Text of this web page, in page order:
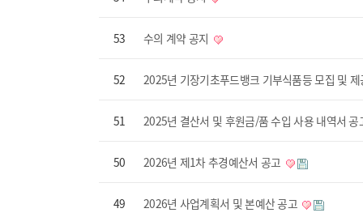
53 수의 계약 공지
52 2025년 기장기초푸드뱅크 기부식품등 모집 및 제
51 2025년 결산서 및 후원금/품 수입 사용 내역서 공
50 2026년 제1차 추경예산서 공고
49 2026년 사업계획서 및 본예산 공고